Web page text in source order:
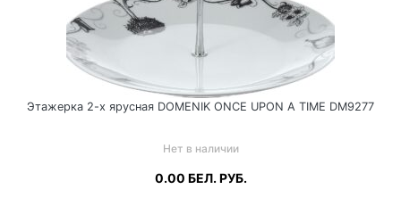
Этажерка 2-х ярусная DOMENIK ONCE UPON A TIME DM9277
Нет в наличии
0.00 БЕЛ. РУБ.